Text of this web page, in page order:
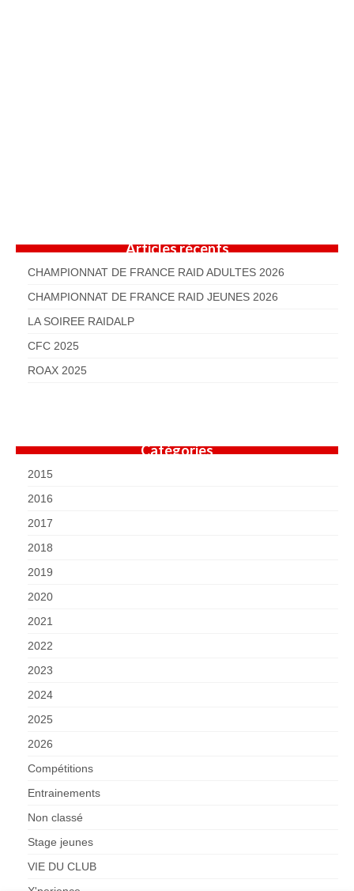
Articles récents
CHAMPIONNAT DE FRANCE RAID ADULTES 2026
CHAMPIONNAT DE FRANCE RAID JEUNES 2026
LA SOIREE RAIDALP
CFC 2025
ROAX 2025
Catégories
2015
2016
2017
2018
2019
2020
2021
2022
2023
2024
2025
2026
Compétitions
Entrainements
Non classé
Stage jeunes
VIE DU CLUB